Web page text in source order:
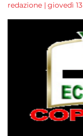
redazione | giovedì